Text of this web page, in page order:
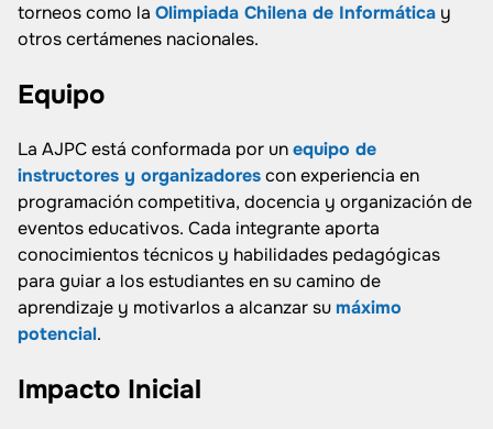
torneos como la Olimpiada Chilena de Informática y
otros certámenes nacionales.
Equipo
La AJPC está conformada por unequipo de
instructores y organizadorescon experiencia en
programación competitiva, docencia y organización de
eventos educativos. Cada integrante aporta
conocimientos técnicos y habilidades pedagógicas
para guiar a los estudiantes en su camino de
aprendizaje y motivarlos a alcanzar sumáximo
potencial.
Impacto Inicial